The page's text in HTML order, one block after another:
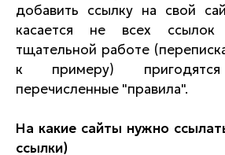
добавить ссылку на свой
касается не всех
тщательной работе
к примеру)
перечисленные "правила".
На какие сайты нужно
ссылки)